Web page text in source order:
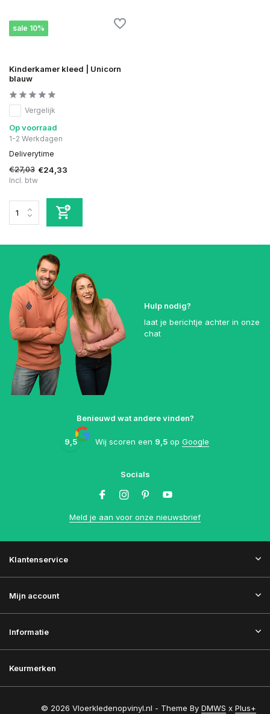
sale 10%
Kinderkamer kleed | Unicorn
blauw
Vergelijk
Op voorraad
1-2 Werkdagen
Deliverytime
€27,03 €24,33
Incl. btw
Hulp nodig?
laat je berichtje achter in onze
chat
Benieuwd wat andere vinden?
9,5 Wij scoren een 9,5 op Google
Socials
Meld je aan voor onze nieuwsbrief
Klantenservice
Mijn account
Informatie
Keurmerken
© 2026 Vloerkledenopvinyl.nl - Theme By DMWS x Plus+